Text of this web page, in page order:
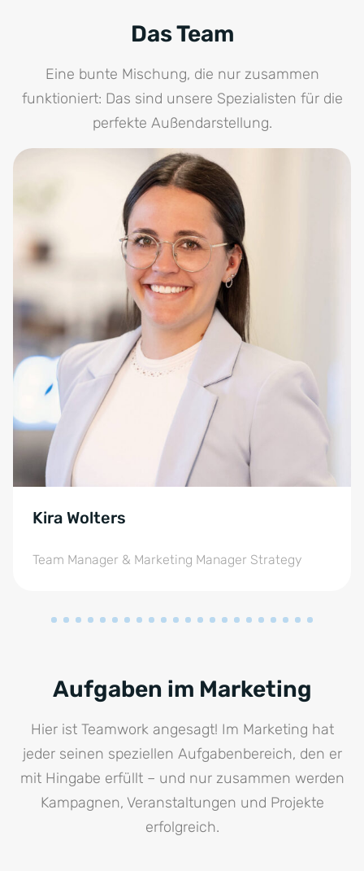
Das Team
Eine bunte Mischung, die nur zusammen
funktioniert: Das sind unsere Spezialisten für die
perfekte Außendarstellung.
Kira Wolters
Team Manager & Marketing Manager Strategy
Aufgaben im Marketing
Hier ist Teamwork angesagt! Im Marketing hat
jeder seinen speziellen Aufgabenbereich, den er
mit Hingabe erfüllt – und nur zusammen werden
Kampagnen, Veranstaltungen und Projekte
erfolgreich.